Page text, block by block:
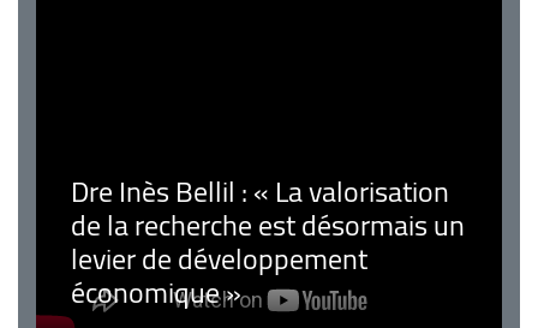
Dre Inès Bellil : « La valorisation
de la recherche est désormais un
levier de développement
économique »